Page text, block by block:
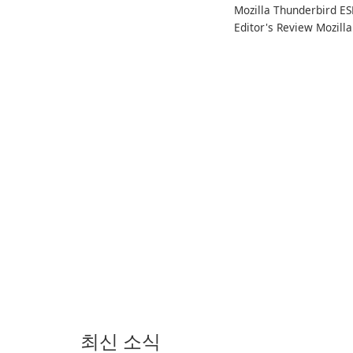
Mozilla Thunderbird
Editor's Review Mozilla
최신 소식